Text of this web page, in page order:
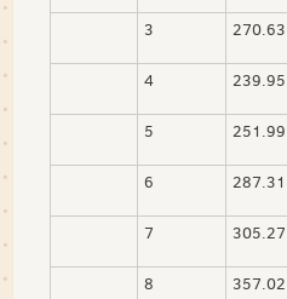
3 270.63
4 239.95
5 251.99
6 287.31
7 305.27
8 357.02